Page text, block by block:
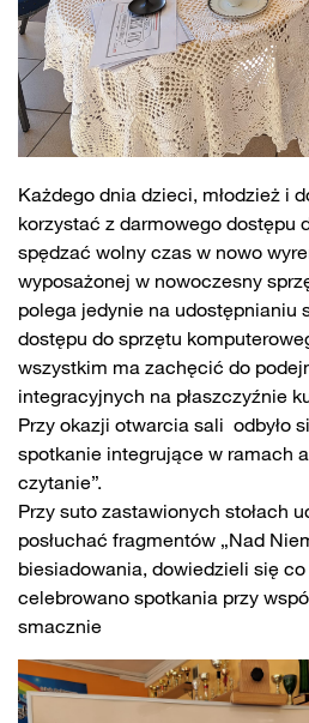
Każdego dnia dzieci, młodzież i
korzystać z darmowego dostępu
spędzać wolny czas w nowo
wyposażonej w nowoczesny
polega jedynie na udostępnianiu
dostępu do sprzętu
wszystkim ma zachęcić do
integracyjnych na płaszczyźnie
Przy okazji otwarcia sali odbyło
spotkanie integrujące w ramach
czytanie”.
Przy suto zastawionych stołach
posłuchać fragmentów „Nad
biesiadowania, dowiedzieli się
celebrowano spotkania przy
smacznie